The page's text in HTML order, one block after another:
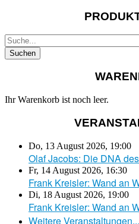
Ihr Warenkorb ist noch leer.
Do, 13 August 2026, 19:00
Olaf Jacobs: Die DNA
Fr, 14 August 2026, 16:30
Frank Kreisler: Wand an
Di, 18 August 2026, 19:00
Frank Kreisler: Wand an
Weitere Veranstaltungen...